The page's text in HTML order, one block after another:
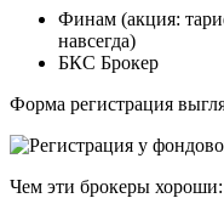
Финам (акция:
навсегда)
БКС Брокер
Форма регистрация
Чем эти брокеры хороши: